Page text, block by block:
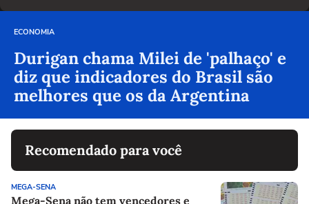
ECONOMIA
Durigan chama Milei de 'palhaço' e
diz que indicadores do Brasil são
melhores que os da Argentina
Recomendado para você
MEGA-SENA
Mega-Sena não tem vencedores e